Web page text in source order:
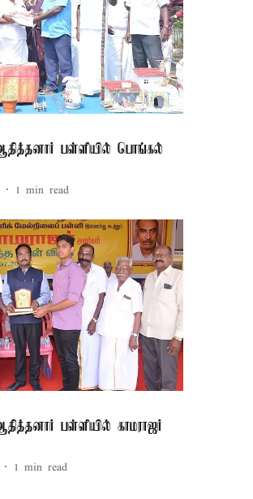
பள்ளியில் பொங்கல்
1 min read
பள்ளியில் காமராஜர்
1 min read